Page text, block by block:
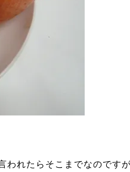
れたらそこまでなのです